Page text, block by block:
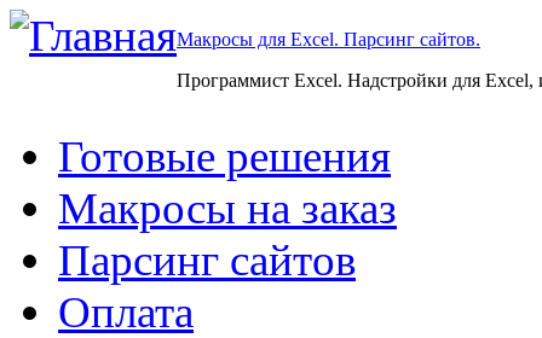
Макросы для Excel. Парсинг сайтов.
Программист Excel. Надстройки для Excel,
Готовые решения
Макросы на заказ
Парсинг сайтов
Оплата